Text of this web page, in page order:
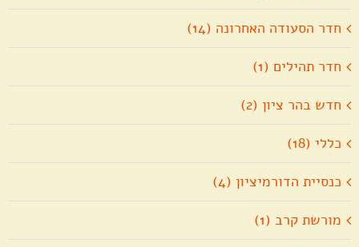
חדר הסעודה האחרונה (14)
חדר תהילים (1)
חדש בהר ציון (2)
כללי (18)
כנסיית הדורמיציון (4)
מורשת קרב (1)